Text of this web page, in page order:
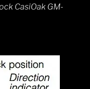
CasiOak GM-